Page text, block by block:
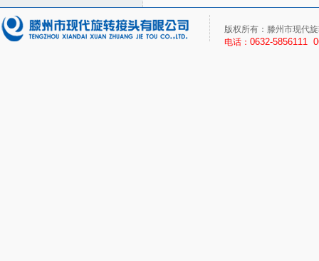
版权所有：滕州市现代
电话： 0632-5856111